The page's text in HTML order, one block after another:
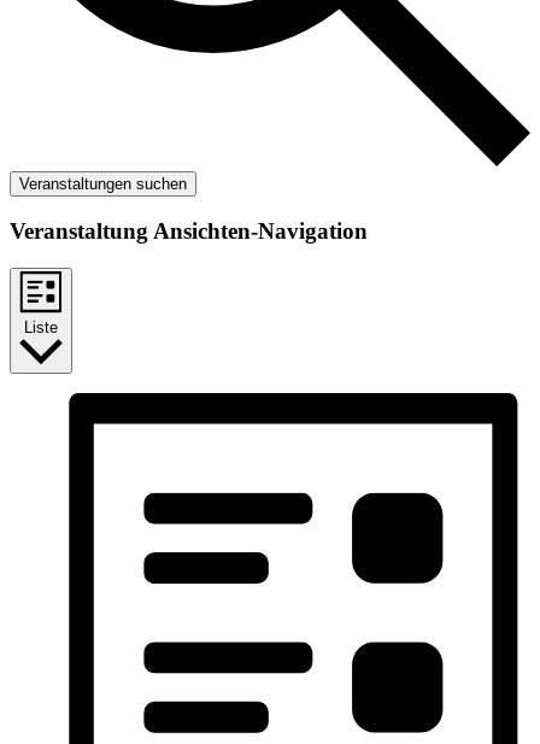
Veranstaltungen suchen
Veranstaltung Ansichten-Navigation
Liste